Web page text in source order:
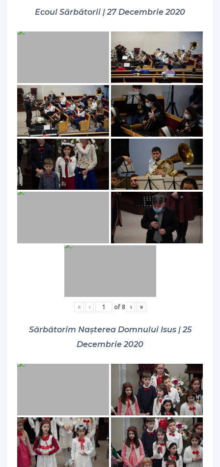
Ecoul Sărbătorii | 27 Decembrie 2020
« ‹ of 8 › »
Sărbătorim Nașterea Domnului Isus | 25
Decembrie 2020